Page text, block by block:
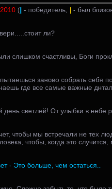
(| - победитель, | - был
ли?
слишком счастливы, Боги
заново собрать себя
где все самые важные
светлей! От улыбки в небе
чтобы мы встречали не тех
чтобы, когда это
- Это больше, чем остаться..